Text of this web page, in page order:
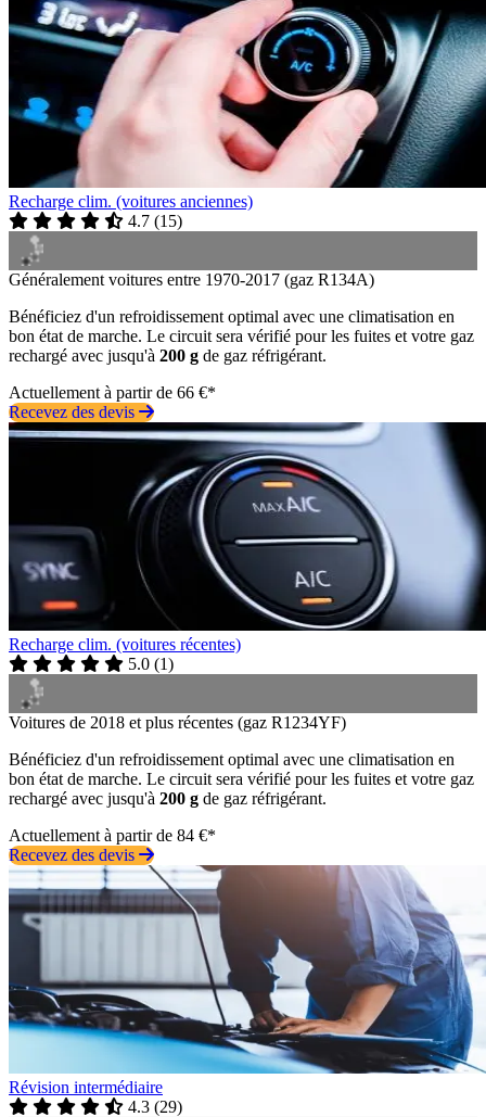
Recharge clim. (voitures anciennes)
4.7 (15)
Généralement voitures entre 1970-2017 (gaz R134A)
Bénéficiez d'un refroidissement optimal avec une climatisation en
bon état de marche. Le circuit sera vérifié pour les fuites et votre gaz
rechargé avec jusqu'à 200 g de gaz réfrigérant.
Actuellement à partir de 66 €*
Recevez des devis
Recharge clim. (voitures récentes)
5.0 (1)
Voitures de 2018 et plus récentes (gaz R1234YF)
Bénéficiez d'un refroidissement optimal avec une climatisation en
bon état de marche. Le circuit sera vérifié pour les fuites et votre gaz
rechargé avec jusqu'à 200 g de gaz réfrigérant.
Actuellement à partir de 84 €*
Recevez des devis
Révision intermédiaire
4.3 (29)